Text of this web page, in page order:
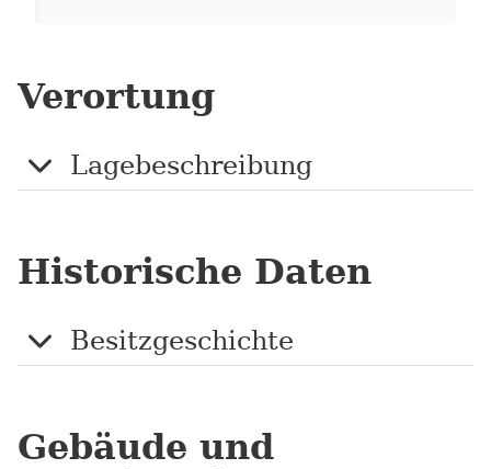
Verortung
Lagebeschreibung
Historische Daten
Besitzgeschichte
Gebäude und